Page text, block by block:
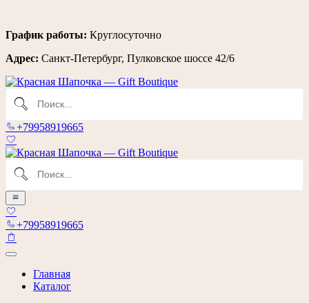
Перейти
содержимому
График работы: Круглосуточно
Адрес: Санкт-Петербург, Пулковское шоссе 42/6
+79958919665
+79958919665
Главная
Каталог